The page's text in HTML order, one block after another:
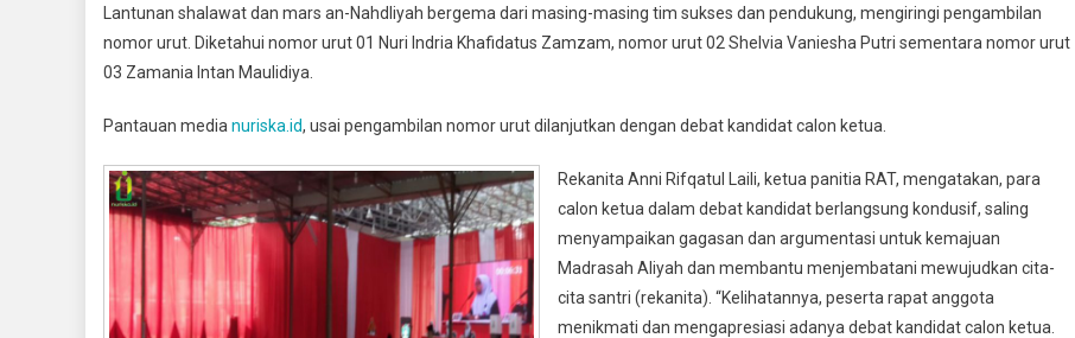
Lantunan shalawat dan mars an-Nahdliyah bergema dari masing-masing tim sukses dan pendukung, mengiringi pengambilan
nomor urut. Diketahui nomor urut 01 Nuri Indria Khafidatus Zamzam, nomor urut 02 Shelvia Vaniesha Putri sementara nomor urut
03 Zamania Intan Maulidiya.
Pantauan media nuriska.id, usai pengambilan nomor urut dilanjutkan dengan debat kandidat calon ketua.
Rekanita Anni Rifqatul Laili, ketua panitia RAT, mengatakan, para
calon ketua dalam debat kandidat berlangsung kondusif, saling
menyampaikan gagasan dan argumentasi untuk kemajuan
Madrasah Aliyah dan membantu menjembatani mewujudkan cita-
cita santri (rekanita). “Kelihatannya, peserta rapat anggota
menikmati dan mengapresiasi adanya debat kandidat calon ketua.